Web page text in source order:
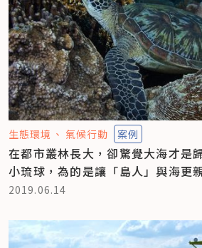
生態環境 氣候行動 案例
在都市叢林長大，卻驚覺大海才是
小琉球，為的是讓「島人」與海更
2019.06.14